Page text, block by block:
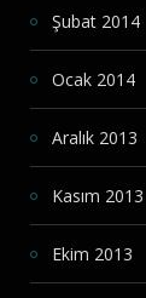
Şubat 2014
Ocak 2014
Aralık 2013
Kasım 2013
Ekim 2013